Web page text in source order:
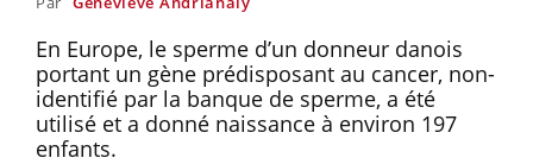
En Europe, le sperme d’un donneur danois
portant un gène prédisposant au cancer, non-
identifié par la banque de sperme, a été
utilisé et a donné naissance à environ 197
enfants.